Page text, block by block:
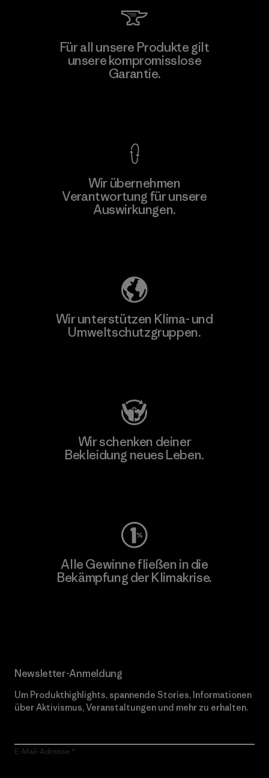
Teijin Frontier Co., Ltd.
Material-supplier
Für all unsere Produkte gilt
unsere kompromisslose
Garantie.
Wir übernehmen
Verantwortung für unsere
Auswirkungen.
Wir unterstützen Klima- und
Umweltschutzgruppen.
Wir schenken deiner
Bekleidung neues Leben.
Alle Gewinne fließen in die
Bekämpfung der Klimakrise.
Newsletter-Anmeldung
Um Produkthighlights, spannende Stories, Informationen
über Aktivismus, Veranstaltungen und mehr zu erhalten.
E-Mail-Adresse